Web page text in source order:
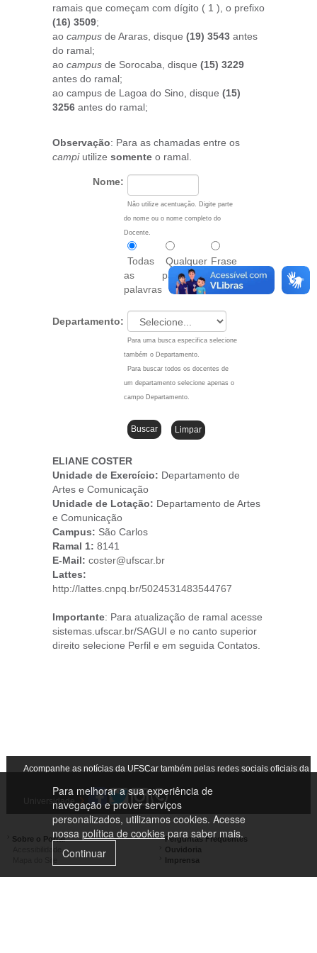
Para melhorar a sua experiência de
navegação e prover serviços
personalizados, utilizamos cookies. Acesse
nossa política de cookiespara saber mais.
Continuar
ramais que começam com dígito ( 1 ), o prefixo
(16) 3509;
ao campus de Araras, disque (19) 3543 antes
do ramal;
ao campus de Sorocaba, disque (15) 3229
antes do ramal;
ao campus de Lagoa do Sino, disque (15)
3256 antes do ramal;
Observação: Para as chamadas entre os
campiutilize somente o ramal.
Nome:
Não utilize acentuação. Digite parte
do nome ou o nome completo do
Docente.
Todas
as
palavras
Qualquer
palavra
Frase
exata
Departamento:
Para uma busca especifica selecione
também o Departamento.
Para buscar todos os docentes de
um departamento selecione apenas o
campo Departamento.
ELIANE COSTER
Unidade de Exercício: Departamento de
Artes e Comunicação
Unidade de Lotação: Departamento de Artes
e Comunicação
Campus: São Carlos
Ramal 1: 8141
E-Mail: coster@ufscar.br
Lattes:
http://lattes.cnpq.br/5024531483544767
Importante: Para atualização de ramal acesse
sistemas.ufscar.br/SAGUI e no canto superior
direito selecione Perfil e em seguida Contatos.
Acompanhe as notícias da UFSCar também pelas redes sociais oficiais da
Universidade
Sobre o Portal
Perguntas Frequentes
Ouvidoria
Imprensa